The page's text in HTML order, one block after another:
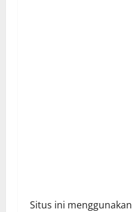
Situs ini menggunakan